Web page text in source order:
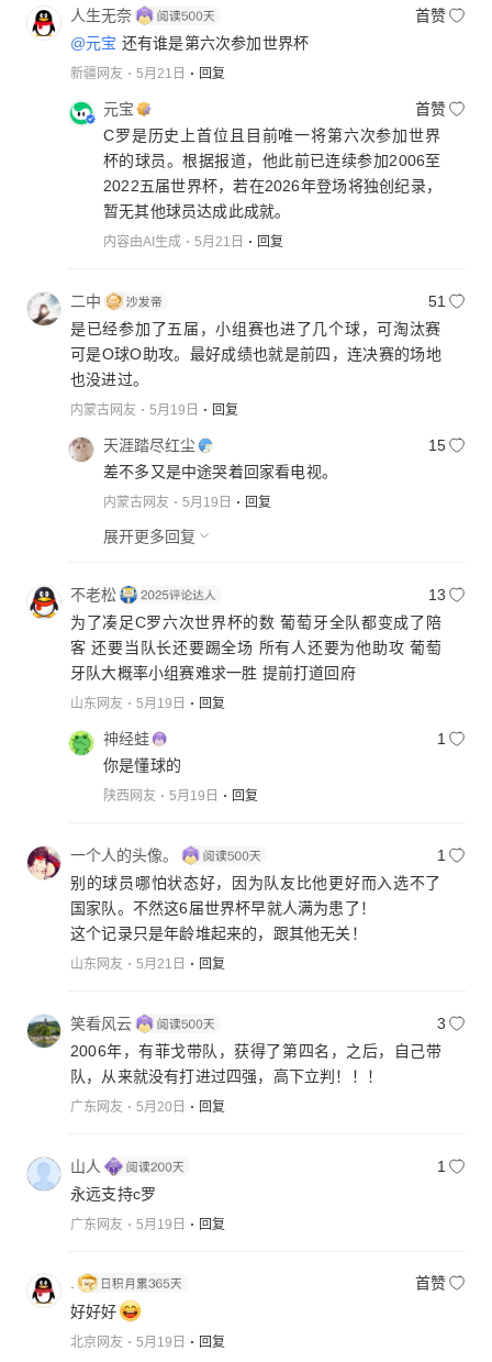
人生无奈
首赞
@元宝 还有谁是第六次参加世界杯
新疆网友 5月21日 回复
元宝
首赞
C罗是历史上首位且目前唯一将第六次参加世界
杯的球员。根据报道，他此前已连续参加2006至
2022五届世界杯，若在2026年登场将独创纪录，
暂无其他球员达成此成就。
内容由AI生成 5月21日 回复
二中
51
是已经参加了五届，小组赛也进了几个球，可淘汰赛
可是O球O助攻。最好成绩也就是前四，连决赛的场地
也没进过。
内蒙古网友 5月19日 回复
天涯踏尽红尘
15
差不多又是中途哭着回家看电视。
内蒙古网友 5月19日 回复
展开更多回复
不老松
13
为了凑足C罗六次世界杯的数 葡萄牙全队都变成了陪
客 还要当队长还要踢全场 所有人还要为他助攻 葡萄
牙队大概率小组赛难求一胜 提前打道回府
山东网友 5月19日 回复
神经蛙
1
你是懂球的
陕西网友 5月19日 回复
一个人的头像。
1
别的球员哪怕状态好，因为队友比他更好而入选不了
国家队。不然这6届世界杯早就人满为患了！
这个记录只是年龄堆起来的，跟其他无关！
山东网友 5月21日 回复
笑看风云
3
2006年，有菲戈带队，获得了第四名，之后，自己带
队，从来就没有打进过四强，高下立判！！！
广东网友 5月20日 回复
山人
1
永远支持c罗
广东网友 5月19日 回复
.
首赞
好好好
北京网友 5月19日 回复